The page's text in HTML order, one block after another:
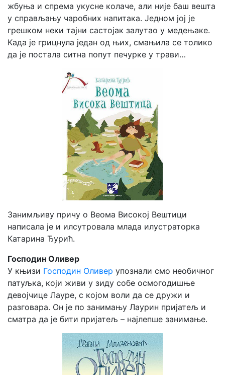
жбуња и спрема укусне колаче, али није баш вешта
у справљању чаробних напитака. Једном јој је
грешком неки тајни састојак залутао у медењаке.
Када је грицнула један од њих, смањила се толико
да је постала ситна попут печурке у трави…
Занимљиву причу о Веома Високој Вештици
написала је и илсутровала млада илустраторка
Катарина Ђурић.
Господин Оливер
У књизи Господин Оливер упознали смо необичног
патуљка, који живи у зиду собе осмогодишње
девојчице Лауре, с којом воли да се дружи и
разговара. Он је по занимању Лаурин пријатељ и
сматра да је бити пријатељ – најлепше занимање.